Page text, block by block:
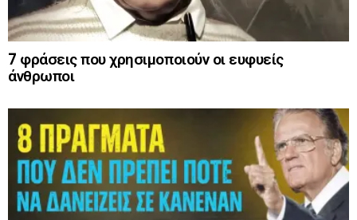
7 φράσεις που χρησιμοποιούν οι ευφυείς
άνθρωποι